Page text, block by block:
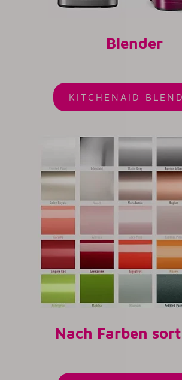
Blender
KITCHENAID
Nach Farben